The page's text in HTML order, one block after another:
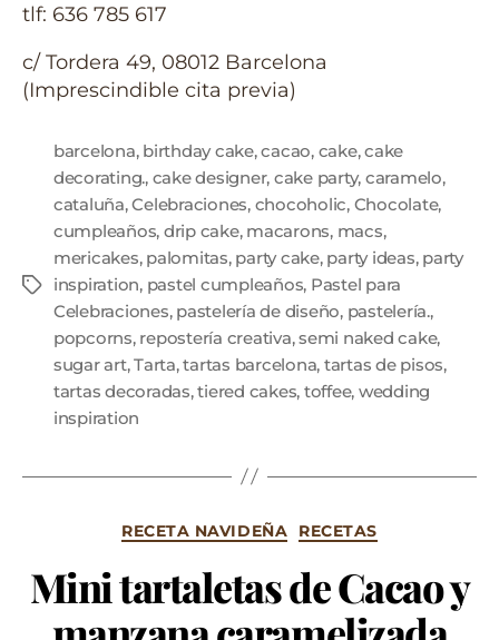
tlf: 636 785 617
c/ Tordera 49, 08012 Barcelona
(Imprescindible cita previa)
barcelona, birthday cake,cacao, cake,cake
decorating., cake designer, cake party, caramelo,
cataluña,Celebraciones, chocoholic, Chocolate,
cumpleaños, drip cake, macarons, macs,
mericakes, palomitas, party cake, party ideas, party
inspiration, pastel cumpleaños, Pastel para
Celebraciones, pastelería de diseño, pastelería.,
popcorns, repostería creativa,semi naked cake,
sugar art,Tarta,tartas barcelona, tartas de pisos,
tartas decoradas,tiered cakes, toffee, wedding
inspiration
RECETA NAVIDEÑA RECETAS
Mini tartaletas de Cacao y